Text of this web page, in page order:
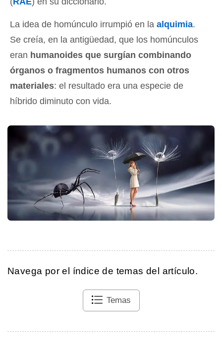
La idea de homúnculo irrumpió en la alquimia.
Se creía, en la antigüedad, que los homúnculos
eran humanoides que surgían combinando
órganos o fragmentos humanos con otros
materiales: el resultado era una especie de
híbrido diminuto con vida.
Navega por el índice de temas del artículo.
Temas